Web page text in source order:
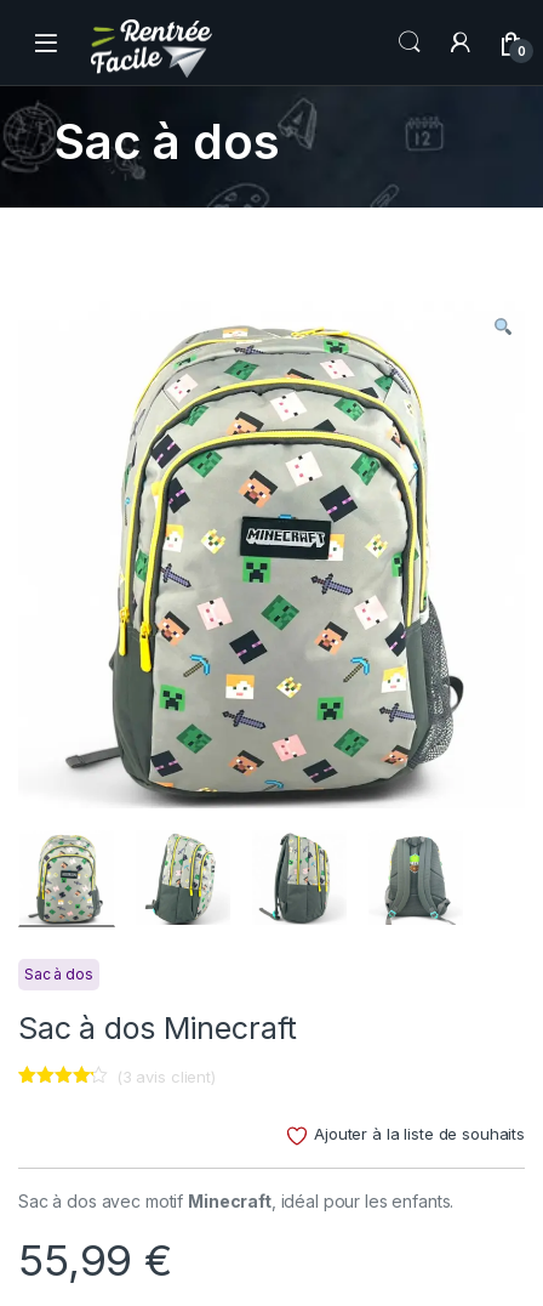
0
Sac à dos
Sac à dos
Sac à dos Minecraft
notations
(3 avis client)
Ajouter à la liste de souhaits
Sac à dos avec motif Minecraft, idéal pour les enfants.
55,99 €